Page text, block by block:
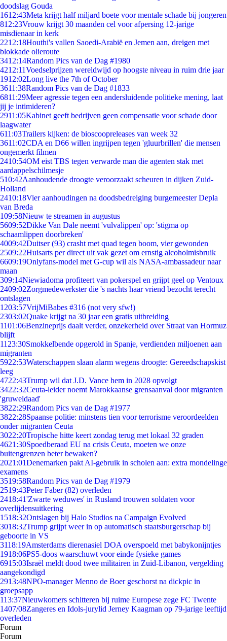
doodslag Gouda
1612:43Meta krijgt half miljard boete voor mentale schade bij jongeren
812:23Vrouw krijgt 30 maanden cel voor afpersing 12-jarige
misdienaar in kerk
2212:18Houthi's vallen Saoedi-Arabië en Jemen aan, dreigen met
blokkade olieroute
3412:14Random Pics van de Dag #1980
4212:11Voedselprijzen wereldwijd op hoogste niveau in ruim drie jaar
1912:02Long live the 7th of October
3611:38Random Pics van de Dag #1833
6811:29Meer agressie tegen een andersluidende politieke mening, laat
jij je intimideren?
2911:05Kabinet geeft bedrijven geen compensatie voor schade door
laagwater
611:03Trailers kijken: de bioscoopreleases van week 32
3611:02CDA en D66 willen ingrijpen tegen 'gluurbrillen' die mensen
ongemerkt filmen
2410:54OM eist TBS tegen verwarde man die agenten stak met
aardappelschilmesje
510:42Aanhoudende droogte veroorzaakt scheuren in dijken Zuid-
Holland
2410:18Vier aanhoudingen na doodsbedreiging burgemeester Depla
van Breda
109:58Nieuw te streamen in augustus
5609:52Dikke Van Dale neemt 'vulvalippen' op: 'stigma op
schaamlippen doorbreken'
4009:42Duitser (93) crasht met quad tegen boom, vier gewonden
2509:22Huisarts per direct uit vak gezet om ernstig alcoholmisbruik
6609:19Onlyfans-model met G-cup wil als NASA-ambassadeur naar
maan
309:14Niewiadoma profiteert van pokerspel en grijpt geel op Ventoux
2409:02Zorgmedewerkster die 's nachts haar vriend bezocht terecht
ontslagen
1203:57VrijMiBabes #316 (not very sfw!)
2303:02Quake krijgt na 30 jaar een gratis uitbreiding
1101:06Benzineprijs daalt verder, onzekerheid over Straat van Hormuz
blijft
11 23:30Smokkelbende opgerold in Spanje, verdienden miljoenen aan
migranten
5922:53Waterschappen slaan alarm wegens droogte: Gereedschapskist
leeg
4722:43Trump wil dat J.D. Vance hem in 2028 opvolgt
3422:32Ceuta-leider noemt Marokkaanse grensaanval door migranten
'gruweldaad'
3822:29Random Pics van de Dag #1977
3822:28Spaanse politie: minstens tien voor terrorisme veroordeelden
onder migranten Ceuta
3022:20Tropische hitte keert zondag terug met lokaal 32 graden
4621:30Spoedberaad EU na crisis Ceuta, moeten we onze
buitengrenzen beter bewaken?
2021:01Denemarken pakt AI-gebruik in scholen aan: extra mondelinge
examens
3519:58Random Pics van de Dag #1979
2519:43Peter Faber (82) overleden
2418:41'Zwarte weduwes' in Rusland trouwen soldaten voor
overlijdensuitkering
1518:32Ontslagen bij Halo Studios na Campaign Evolved
3018:32Trump grijpt weer in op automatisch staatsburgerschap bij
geboorte in VS
3118:19Amsterdams dierenasiel DOA overspoeld met babykonijntjes
1918:06PS5-doos waarschuwt voor einde fysieke games
6915:03Israël meldt dood twee militairen in Zuid-Libanon, vergelding
aangekondigd
2913:48NPO-manager Menno de Boer geschorst na dickpic in
groepsapp
113:37Nieuwkomers schitteren bij ruime Europese zege FC Twente
1407/08Zangeres en Idols-jurylid Jerney Kaagman op 79-jarige leeftijd
overleden
Forum
Forum